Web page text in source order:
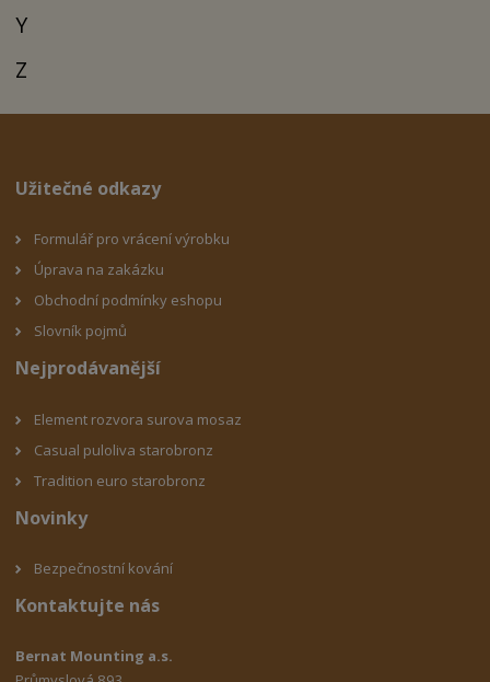
Y
Z
Užitečné odkazy
Formulář pro vrácení výrobku
Úprava na zakázku
Obchodní podmínky eshopu
Slovník pojmů
Nejprodávanější
Element rozvora surova mosaz
Casual puloliva starobronz
Tradition euro starobronz
Novinky
Bezpečnostní kování
Kontaktujte nás
Bernat Mounting a.s.